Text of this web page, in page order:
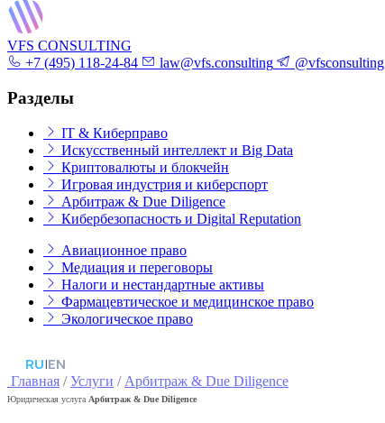
VFS CONSULTING
+7 (495) 118-24-84
law@vfs.consulting @vfsconsulting
Разделы
IT & Киберправо
Искусственный интеллект и Big Data
Криптовалюты и блокчейн
Игровая индустрия и киберспорт
Арбитраж & Due Diligence
Кибербезопасность и Digital Reputation
Авиационное право
Медиация и переговоры
Налоги и нестандартные активы
Фармацевтическое и медицинское право
Экологическое право
RU|EN
Главная /Услуги /Арбитраж & Due Diligence
Юридическая услуга Арбитраж & Due Diligence